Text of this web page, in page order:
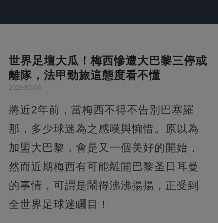
世界足壇大瓜！梅西慘遭大巴黎三停或
離隊，法甲勁旅這態度看不懂
2023/05/06
將近2年前，當梅西不得不告別巴塞羅
那，多少球迷為之感嘆與惋惜。原以為
加盟大巴黎，會是又一個美好的開始，
然而近期梅西有可能離開巴黎圣日耳曼
的事情，可謂是鬧得沸沸揚揚，正受到
全世界足球迷矚目！